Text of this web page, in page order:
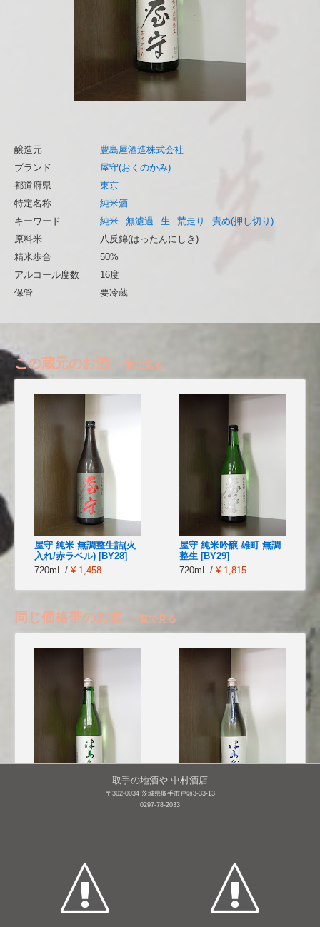
醸造元
豊島屋酒造株式会社
ブランド
屋守(おくのかみ)
都道府県
東京
特定名称
純米酒
キーワード
純米 無濾過 生 荒走り
責め(押し切り)
原料米
八反錦(はったんにしき)
精米歩合
50%
アルコール度数
16度
保管
要冷蔵
この蔵元のお酒 一覧で見る
屋守 純米 無調整生詰(火
入れ/赤ラベル) [BY28]
720mL / ¥ 1,458
屋守 純米吟醸 雄町 無調
整生 [BY29]
720mL / ¥ 1,815
同じ価格帯のお酒 一覧で見る
津島屋 純米酒 信州産美
津島屋 純米吟醸 信州産
美山錦 生酒(夏酒) [BY28]
取手の地酒や 中村酒店
〒302-0034 茨城県取手市戸頭3-33-13
0297-78-2033